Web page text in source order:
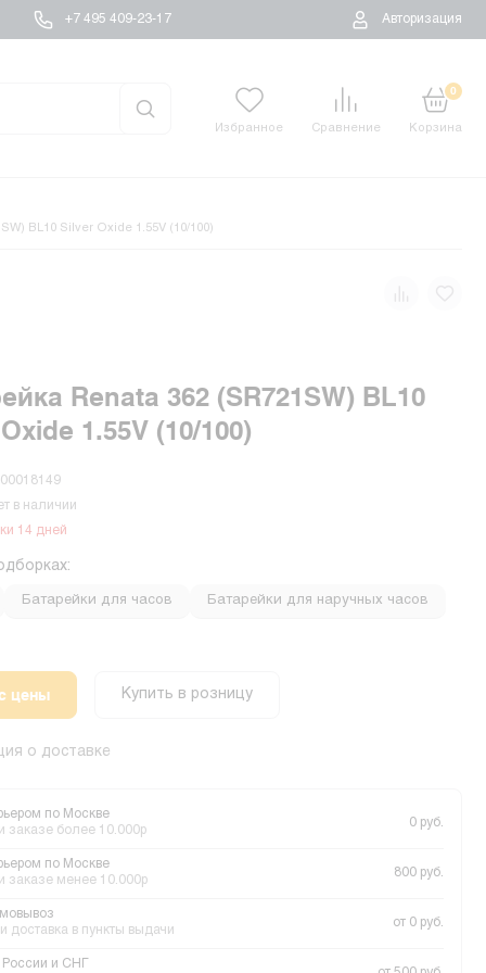
+7 495 409-23-17 Авторизация
Избранное Сравнение Корзина
0
BL10 Silver Oxide 1.55V (10/100)
Renata 362 (SR721SW) BL10
1.55V (10/100)
в наличии
14 дней
Батарейки для часов Батарейки для наручных часов
цены Купить в розницу
о доставке
по Москве
заказе более 10.000р
0 руб.
по Москве
заказе менее 10.000р
800 руб.
доставка в пункты выдачи
от 0 руб.
России и СНГ